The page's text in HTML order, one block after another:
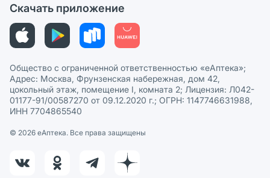
Этика и соответствие
Политика в отношении обработки персональных данных
Скачать приложение
Общество с ограниченной ответственностью «еАптека»;
Адрес: Москва, Фрунзенская набережная, дом 42,
цокольный этаж, помещение I, комната 2; Лицензия: Л042-
01177-91/00587270 от 09.12.2020 г.; ОГРН: 1147746631988,
ИНН 7704865540
© 2026 eАптека. Все права защищены